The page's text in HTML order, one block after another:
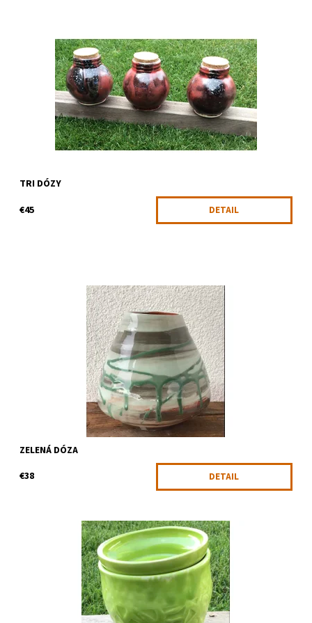
Praktické dózy na všeličo
Dostupnosť:
Skladom
884
TRI DÓZY
€45
DETAIL
Dóza alebo váza, dve v jednom
Skladom
1319
ZELENÁ DÓZA
€38
DETAIL
Zelená dóza vyrobená efektom leptania
Skladom
1412